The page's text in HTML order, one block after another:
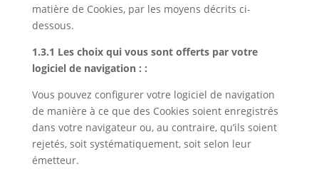
matière de Cookies, par les moyens décrits ci-
dessous.
1.3.1 Les choix qui vous sont offerts par votre
logiciel de navigation : :
Vous pouvez configurer votre logiciel de navigation
de manière à ce que des Cookies soient enregistrés
dans votre navigateur ou, au contraire, qu’ils soient
rejetés, soit systématiquement, soit selon leur
émetteur.